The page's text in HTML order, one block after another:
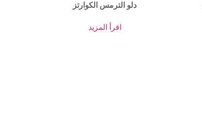
دلو الترمس الكوارتز
اقرأ المزيد